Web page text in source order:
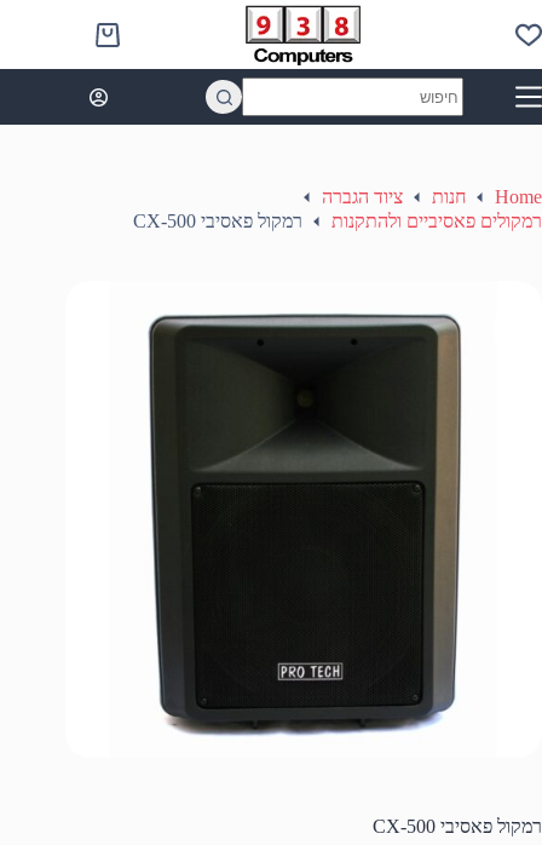
to
content
Shopping
cart
results
Home חנות
ציוד הגברה
רמקולים פאסיביים ולהתקנות
רמקול פאסיבי CX-500
רמקול פאסיבי CX-500